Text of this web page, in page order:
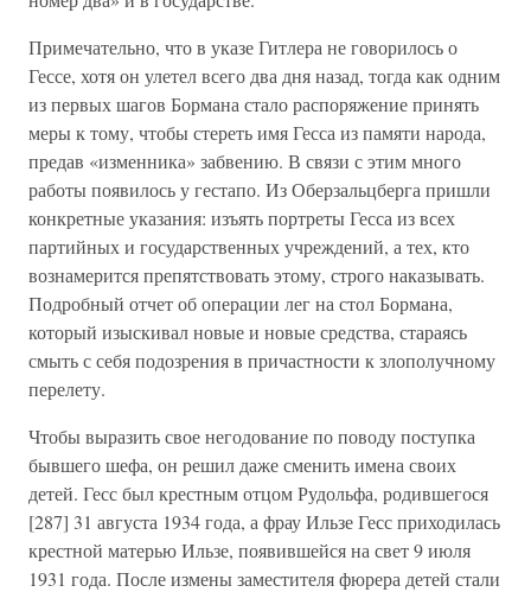
Примечательно, что в указе Гитлера не говорилось о
Гессе, хотя он улетел всего два дня назад, тогда как одним
из первых шагов Бормана стало распоряжение принять
меры к тому, чтобы стереть имя Гесса из памяти народа,
предав «изменника» забвению. В связи с этим много
работы появилось у гестапо. Из Оберзальцберга пришли
конкретные указания: изъять портреты Гесса из всех
партийных и государственных учреждений, а тех, кто
вознамерится препятствовать этому, строго наказывать.
Подробный отчет об операции лег на стол Бормана,
который изыскивал новые и новые средства, стараясь
смыть с себя подозрения в причастности к злополучному
перелету.
Чтобы выразить свое негодование по поводу поступка
бывшего шефа, он решил даже сменить имена своих
детей. Гесс был крестным отцом Рудольфа, родившегося
[287] 31 августа 1934 года, а фрау Ильзе Гесс приходилась
крестной матерью Ильзе, появившейся на свет 9 июля
1931 года. После измены заместителя фюрера детей стали